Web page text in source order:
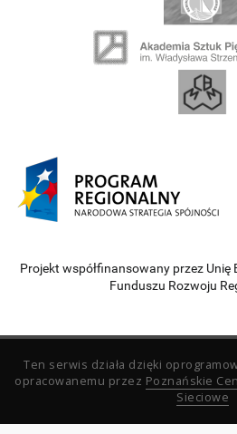
Projekt współfinansowany przez Unię
Funduszu Rozwoju
Ten serwis działa dzięki
opracowanemu przez Poznańskie
Sieciowe